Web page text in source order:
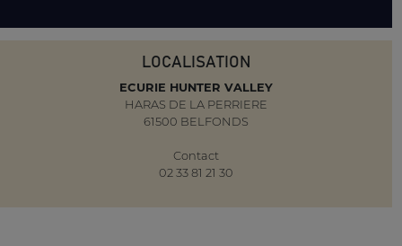
LOCALISATION
ECURIE HUNTER VALLEY
HARAS DE LA PERRIERE
61500 BELFONDS
Contact
02 33 81 21 30